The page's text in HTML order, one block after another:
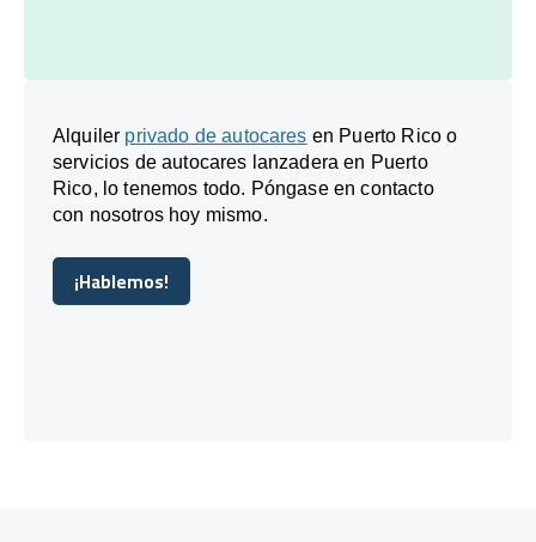
Alquiler privado de autocares en Puerto Rico o
servicios de autocares lanzadera en Puerto
Rico, lo tenemos todo. Póngase en contacto
con nosotros hoy mismo.
¡Hablemos!
¡Hablemos!